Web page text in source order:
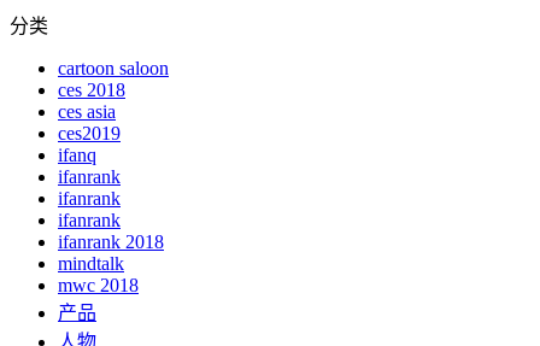
分类
cartoon saloon
ces 2018
ces asia
ces2019
ifanq
ifanrank
ifanrank
ifanrank
ifanrank 2018
mindtalk
mwc 2018
产品
人物